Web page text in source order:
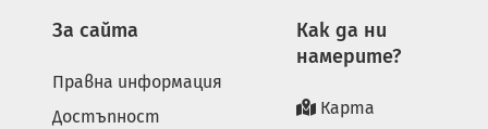
За сайта
Правна информация
Достъпност
Как да ни
намерите?
Карта